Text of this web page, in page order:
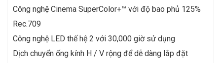
Công nghệ Cinema SuperColor+™ với độ bao phủ 125%
Rec.709
Công nghệ LED thế hệ 2 với 30,000 giờ sử dụng
Dịch chuyển ống kính H / V rộng để dễ dàng lắp đặt